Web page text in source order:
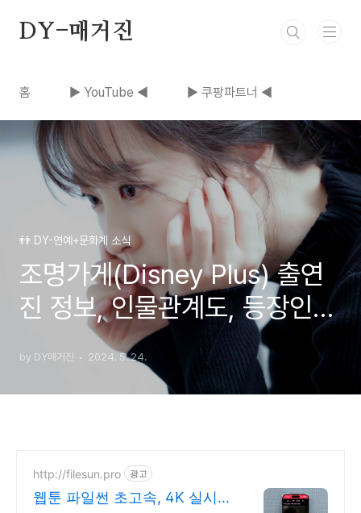
DY-매거진
홈 ▶ YouTube ◀ ▶ 쿠팡파트너 ◀
👬 DY-연예+문화계 소식
조명가게(Disney Plus) 출연
진 정보, 인물관계도, 등장인물
주지훈 박보영 | 공개회차, 드
라마 내용, 공개 예정일, 웹툰
by DY매거진 2024. 5. 24.
http://filesun.pro 광고
웹툰 파일썬 초고속, 4K 실시